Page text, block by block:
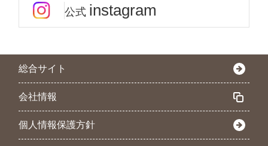
公式 instagram
総合サイト
会社情報
個人情報保護方針